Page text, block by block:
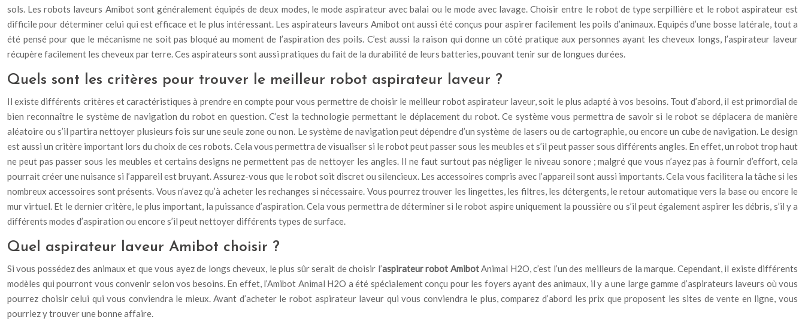
sols. Les robots laveurs Amibot sont généralement équipés de deux modes, le mode aspirateur avec balai ou le mode avec lavage. Choisir entre le robot de type serpillière et le robot aspirateur est
difficile pour déterminer celui qui est efficace et le plus intéressant. Les aspirateurs laveurs Amibot ont aussi été conçus pour aspirer facilement les poils d’animaux. Equipés d’une bosse latérale, tout a
été pensé pour que le mécanisme ne soit pas bloqué au moment de l’aspiration des poils. C’est aussi la raison qui donne un côté pratique aux personnes ayant les cheveux longs, l’aspirateur laveur
récupère facilement les cheveux par terre. Ces aspirateurs sont aussi pratiques du fait de la durabilité de leurs batteries, pouvant tenir sur de longues durées.
Quels sont les critères pour trouver le meilleur robot aspirateur laveur ?
Il existe différents critères et caractéristiques à prendre en compte pour vous permettre de choisir le meilleur robot aspirateur laveur, soit le plus adapté à vos besoins. Tout d’abord, il est primordial de
bien reconnaître le système de navigation du robot en question. C’est la technologie permettant le déplacement du robot. Ce système vous permettra de savoir si le robot se déplacera de manière
aléatoire ou s’il partira nettoyer plusieurs fois sur une seule zone ou non. Le système de navigation peut dépendre d’un système de lasers ou de cartographie, ou encore un cube de navigation. Le design
est aussi un critère important lors du choix de ces robots. Cela vous permettra de visualiser si le robot peut passer sous les meubles et s’il peut passer sous différents angles. En effet, un robot trop haut
ne peut pas passer sous les meubles et certains designs ne permettent pas de nettoyer les angles. Il ne faut surtout pas négliger le niveau sonore ; malgré que vous n’ayez pas à fournir d’effort, cela
pourrait créer une nuisance si l’appareil est bruyant. Assurez-vous que le robot soit discret ou silencieux. Les accessoires compris avec l’appareil sont aussi importants. Cela vous facilitera la tâche si les
nombreux accessoires sont présents. Vous n’avez qu’à acheter les rechanges si nécessaire. Vous pourrez trouver les lingettes, les filtres, les détergents, le retour automatique vers la base ou encore le
mur virtuel. Et le dernier critère, le plus important, la puissance d’aspiration. Cela vous permettra de déterminer si le robot aspire uniquement la poussière ou s’il peut également aspirer les débris, s’il y a
différents modes d’aspiration ou encore s’il peut nettoyer différents types de surface.
Quel aspirateur laveur Amibot choisir ?
Si vous possédez des animaux et que vous ayez de longs cheveux, le plus sûr serait de choisir l’aspirateur robot AmibotAnimal H2O, c’est l’un des meilleurs de la marque. Cependant, il existe différents
modèles qui pourront vous convenir selon vos besoins. En effet, l’Amibot Animal H2O a été spécialement conçu pour les foyers ayant des animaux, il y a une large gamme d’aspirateurs laveurs où vous
pourrez choisir celui qui vous conviendra le mieux. Avant d’acheter le robot aspirateur laveur qui vous conviendra le plus, comparez d’abord les prix que proposent les sites de vente en ligne, vous
pourriez y trouver une bonne affaire.